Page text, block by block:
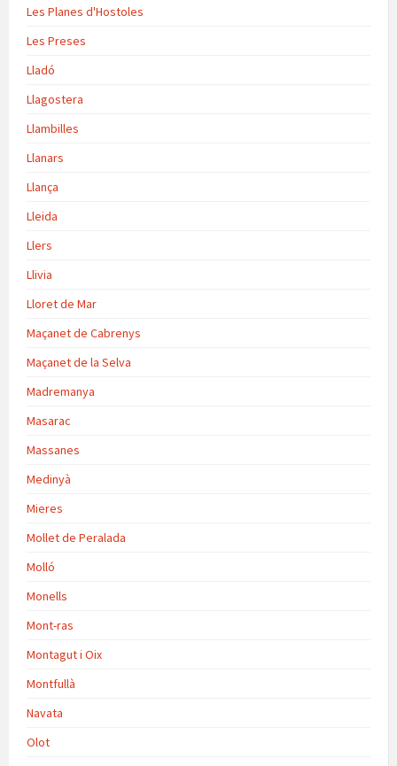
Les Planes d'Hostoles
Les Preses
Lladó
Llagostera
Llambilles
Llanars
Llança
Lleida
Llers
Llivia
Lloret de Mar
Maçanet de Cabrenys
Maçanet de la Selva
Madremanya
Masarac
Massanes
Medinyà
Mieres
Mollet de Peralada
Molló
Monells
Mont-ras
Montagut i Oix
Montfullà
Navata
Olot